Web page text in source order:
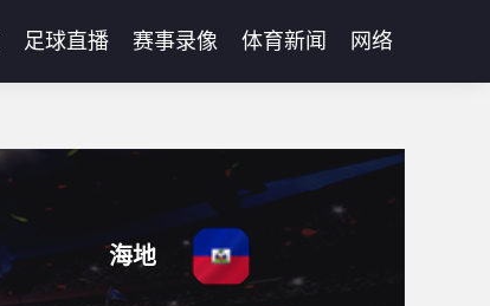
足球直播 赛事录像 体育新闻 网络
海地